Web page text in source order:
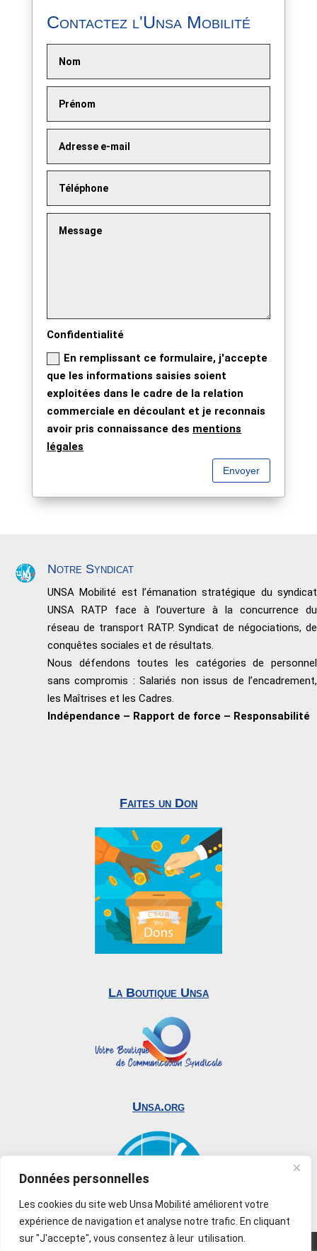
Données personnelles
Les cookies du site web Unsa Mobilité améliorent votre
expérience de navigation et analyse notre trafic. En cliquant
sur "J'accepte", vous consentez à leur utilisation.
Contactez l'Unsa Mobilité
Confidentialité
En remplissant ce formulaire, j'accepte
que les informations saisies soient
exploitées dans le cadre de la relation
commerciale en découlant et je reconnais
avoir pris connaissance des mentions
légales
Envoyer
Notre Syndicat
UNSA Mobilité est l’émanation stratégique du syndicat
UNSA RATP face à l’ouverture à la concurrence du
réseau de transport RATP. Syndicat de négociations, de
conquêtes sociales et de résultats.
Nous défendons toutes les catégories de personnel
sans compromis : Salariés non issus de l’encadrement,
les Maîtrises et les Cadres.
Indépendance – Rapport de force – Responsabilité
Faites un Don
La Boutique Unsa
Unsa.org